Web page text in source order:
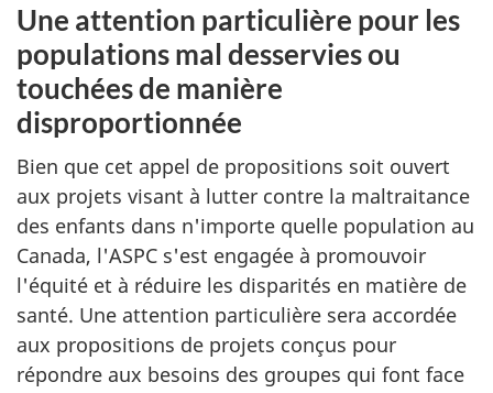
Une attention particulière pour les
populations mal desservies ou
touchées de manière
disproportionnée
Bien que cet appel de propositions soit ouvert
aux projets visant à lutter contre la maltraitance
des enfants dans n'importe quelle population au
Canada, l'ASPC s'est engagée à promouvoir
l'équité et à réduire les disparités en matière de
santé. Une attention particulière sera accordée
aux propositions de projets conçus pour
répondre aux besoins des groupes qui font face